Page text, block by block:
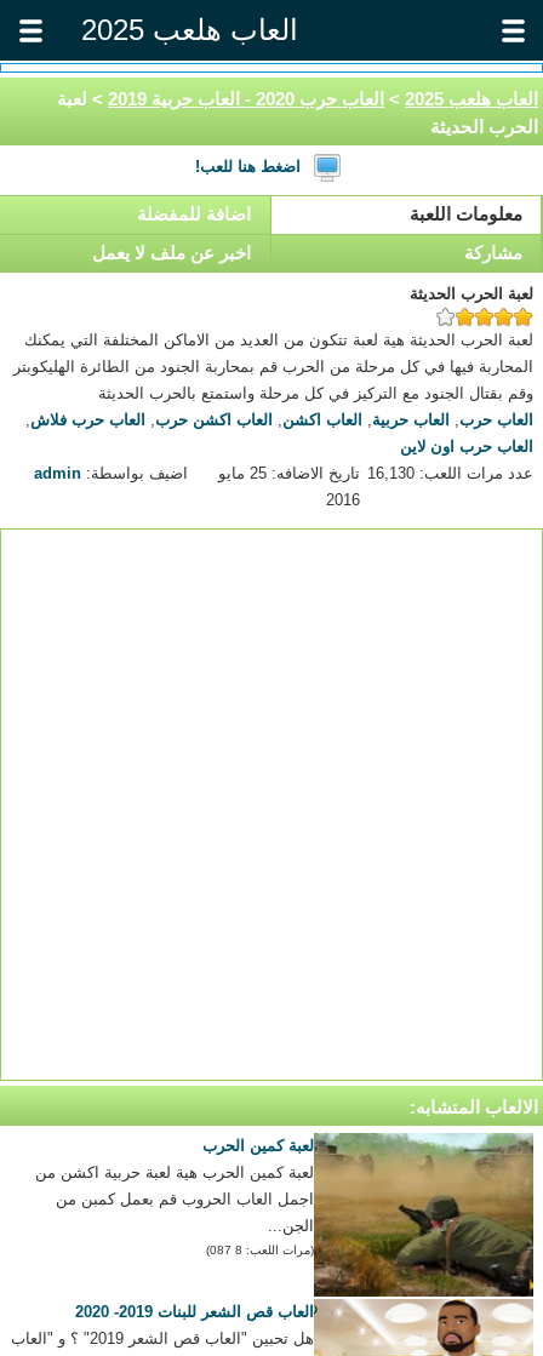
العاب هلعب 2025
العاب هلعب 2025 > العاب حرب 2020 - العاب حربية 2019
> لعبة
الحرب الحديثة
اضغط هنا للعب!
معلومات اللعبة
اضافة للمفضلة
مشاركة
اخبر عن ملف لا يعمل
لعبة الحرب الحديثة
لعبة الحرب الحديثة هية لعبة تتكون من العديد من الاماكن المختلفة التي يمكنك
المحاربة فيها في كل مرحلة من الحرب قم بمحاربة الجنود من الطائرة الهليكوبتر
وقم بقتال الجنود مع التركيز في كل مرحلة واستمتع بالحرب الحديثة
العاب حرب, العاب حربية, العاب اكشن, العاب اكشن حرب, العاب حرب فلاش,
العاب حرب اون لاين
عدد مرات اللعب: 16,130
تاريخ الاضافه: 25 مايو
2016
اضيف بواسطة:admin
الالعاب المتشابه:
لعبة كمين الحرب
لعبة كمين الحرب هية لعبة حربية اكشن من
اجمل العاب الحروب قم بعمل كمبن من
الجن...
(مرات اللعب: 8 087)
العاب قص الشعر للبنات 2019- 2020
هل تحبين "العاب قص الشعر 2019" ؟ و "العاب